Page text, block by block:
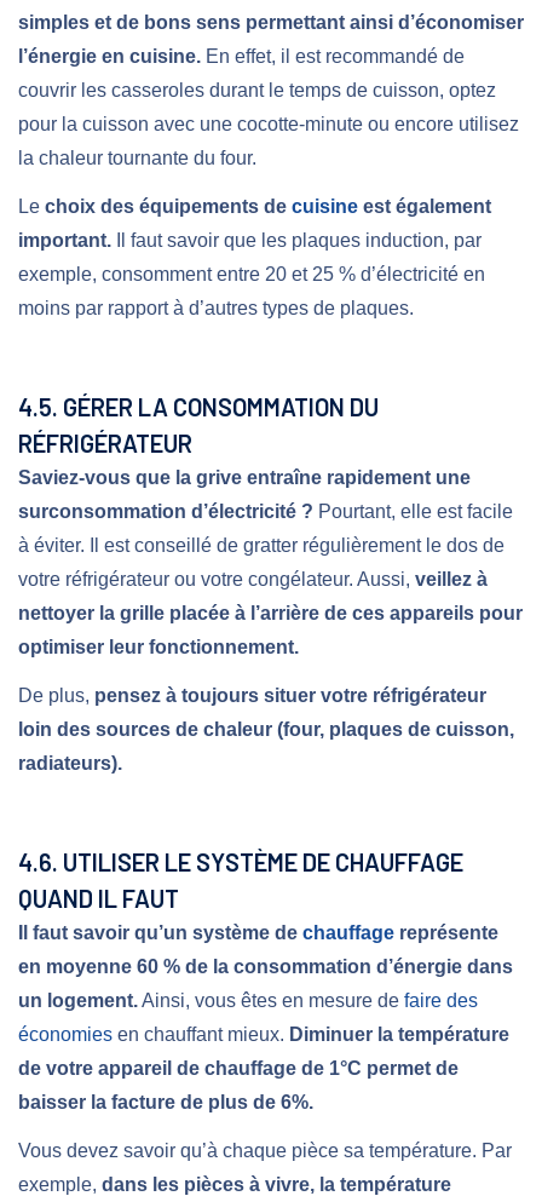
simples et de bons sens permettant ainsi d’économiser
l’énergie en cuisine. En effet, il est recommandé de
couvrir les casseroles durant le temps de cuisson, optez
pour la cuisson avec une cocotte-minute ou encore utilisez
la chaleur tournante du four.
Le choix des équipements de cuisine est également
important. Il faut savoir que les plaques induction, par
exemple, consomment entre 20 et 25 % d’électricité en
moins par rapport à d’autres types de plaques.
4.5. GÉRER LA CONSOMMATION DU
RÉFRIGÉRATEUR
Saviez-vous que la grive entraîne rapidement une
surconsommation d’électricité ? Pourtant, elle est facile
à éviter. Il est conseillé de gratter régulièrement le dos de
votre réfrigérateur ou votre congélateur. Aussi, veillez à
nettoyer la grille placée à l’arrière de ces appareils pour
optimiser leur fonctionnement.
De plus, pensez à toujours situer votre réfrigérateur
loin des sources de chaleur (four, plaques de cuisson,
radiateurs).
4.6. UTILISER LE SYSTÈME DE CHAUFFAGE
QUAND IL FAUT
Il faut savoir qu’un système de chauffage représente
en moyenne 60 % de la consommation d’énergie dans
un logement.Ainsi, vous êtes en mesure de faire des
économies en chauffant mieux. Diminuer la température
de votre appareil de chauffage de 1°C permet de
baisser la facture de plus de 6%.
Vous devez savoir qu’à chaque pièce sa température. Par
exemple, dans les pièces à vivre, la température